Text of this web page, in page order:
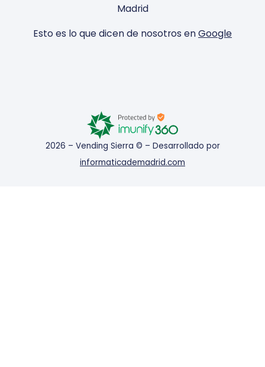
Madrid
Esto es lo que dicen de nosotros enGoogle
2026 – Vending Sierra © – Desarrollado por
informaticademadrid.com